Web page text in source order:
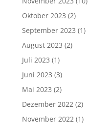
Oktober 2023 (2)
September 2023 (1)
August 2023 (2)
Juli 2023 (1)
Juni 2023 (3)
Mai 2023 (2)
Dezember 2022(2)
November 2022(1)